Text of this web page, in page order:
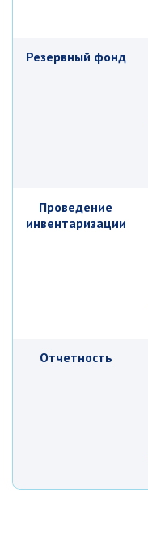
Резервный фонд
Проведение
инвентаризации
Отчетность